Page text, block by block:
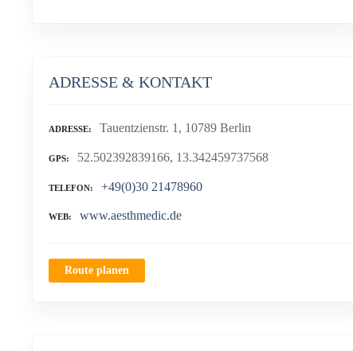
ADRESSE & KONTAKT
ADRESSE Tauentzienstr. 1, 10789 Berlin
GPS 52.502392839166, 13.342459737568
TELEFON +49(0)30 21478960
WEB www.aesthmedic.de
Route planen